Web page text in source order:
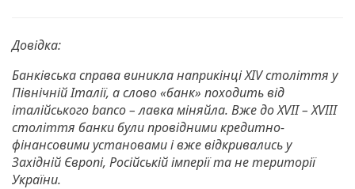
Довідка:
Банківська справа виникла наприкінці XIV століття у
Північній Італії, а слово «банк» походить від
італійського banco – лавка міняйла. Вже до XVII – XVIII
століття банки були провідними кредитно-
фінансовими установами і вже відкривались у
Західній Європі, Російській імперії та не території
України.